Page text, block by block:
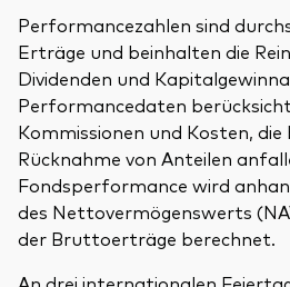
Performancezahlen sind
Erträge und beinhalten die
Dividenden und
Performancedaten
Kommissionen und Kosten, die
Rücknahme von Anteilen
Fondsperformance wird
des Nettovermögenswerts
der Bruttoerträge berechnet.